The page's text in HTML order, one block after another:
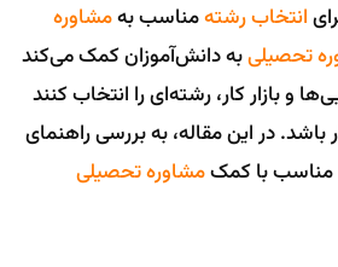
انتخاب رشتهمناسب بهمشاوره
تحصیلیبه دانش‌آموزان کمک می‌کند
و بازار کار، رشته‌ای را انتخاب کنند
باشد. در این مقاله، به بررسی راهنمای
مناسب با کمکمشاوره تحصیلی